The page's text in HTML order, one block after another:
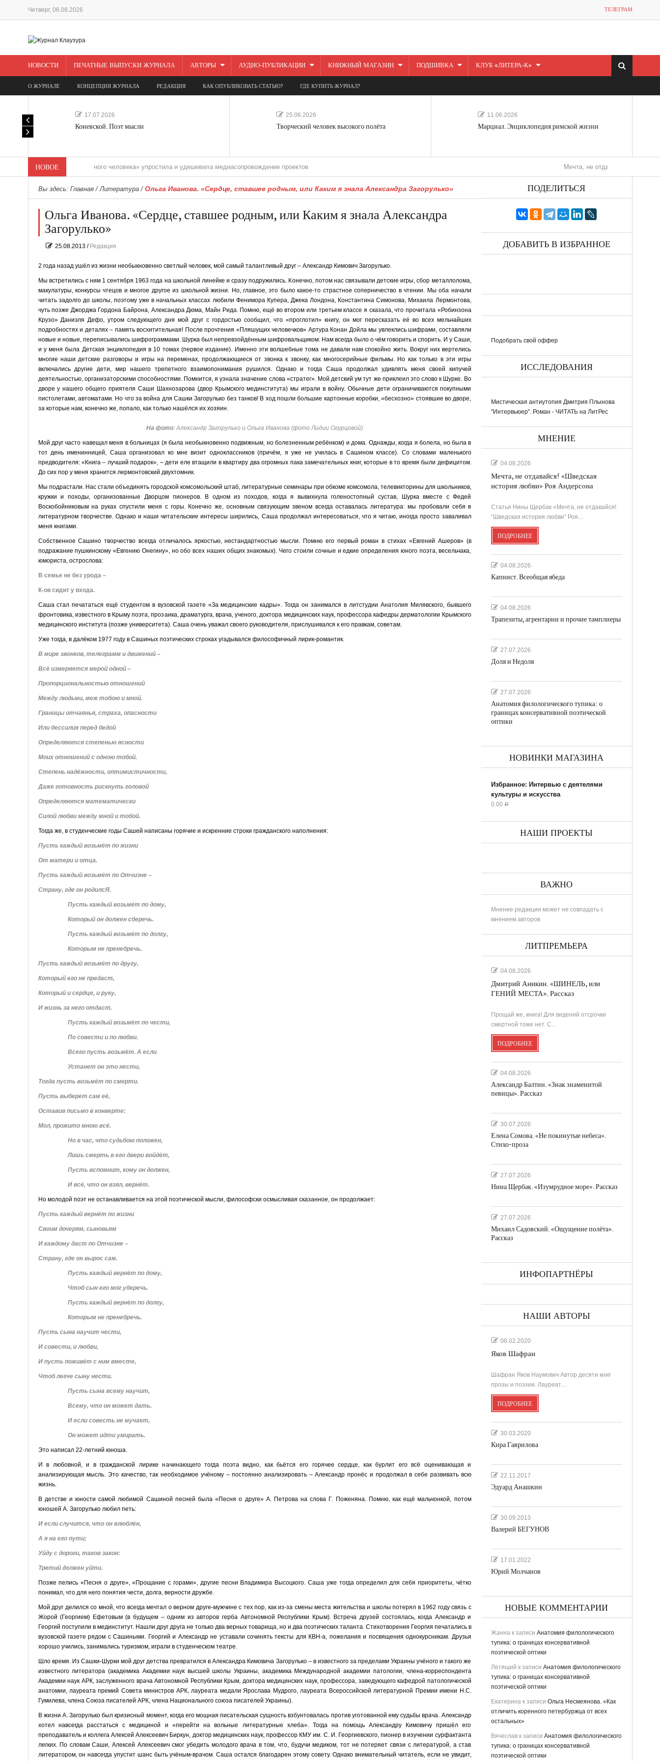
Четверг, 06.08.2026 ТЕЛЕГРАМ
НОВОСТИ ПЕЧАТНЫЕ ВЫПУСКИ ЖУРНАЛА АВТОРЫ АУДИО-ПУБЛИКАЦИИ КНИЖНЫЙ МАГАЗИН ПОДШИВКА КЛУБ «ЛИТЕРА-К»
О ЖУРНАЛЕ КОНЦЕПЦИЯ ЖУРНАЛА РЕДАКЦИЯ КАК ОПУБЛИКОВАТЬ СТАТЬЮ? ГДЕ КУПИТЬ ЖУРНАЛ?
17.07.2026
Коневской. Поэт мысли
25.06.2026
Творческий человек высокого полёта
11.06.2026
Марциал. Энциклопедия римской жизни
НОВОЕ
«Редакция одного человека» упростила и удешевила медиасопровождение проектов Мечта, не отдавайся! «Шведская
Вы здесь: Главная/ Литература/ Ольга Иванова. «Сердце, ставшее родным, или Каким я знала Александра Загорулько»
Ольга Иванова. «Сердце, ставшее родным, или Каким я знала Александра
Загорулько»
25.08.2013/ Редакция
2 года назад ушёл из жизни необыкновенно светлый человек, мой самый талантливый друг – Александр Кимович Загорулько.
Мы встретились с ним 1 сентября 1963 года на школьной линейке и сразу подружились. Конечно, потом нас связывали детские игры, сбор металлолома,
макулатуры, конкурсы чтецов и многое другое из школьной жизни. Но, главное, это было какое-то страстное соперничество в чтении. Мы оба начали
читать задолго до школы, поэтому уже в начальных классах любили Фенимора Купера, Джека Лондона, Константина Симонова, Михаила Лермонтова,
чуть позже Джорджа Гордона Байрона, Александра Дюма, Майн Рида. Помню, ещё во втором или третьем классе я сказала, что прочитала «Робинзона
Крузо» Даниэля Дефо, утром следующего дня мой друг с гордостью сообщил, что «проглотил» книгу, он мог пересказать её во всех мельчайших
подробностях и деталях – память восхитительная! После прочтения «Пляшущих человечков» Артура Конан Дойла мы увлеклись шифрами, составляли
новые и новые, переписывались шифрограммами. Шурка был непревзойдённым шифровальщиком. Нам всегда было о чём говорить и спорить. И у Саши,
и у меня была Детская энциклопедия в 10 томах (первое издание). Именно эти волшебные тома не давали нам спокойно жить. Вокруг них вертелись
многие наши детские разговоры и игры на переменах, продолжающиеся от звонка к звонку, как многосерийные фильмы. Но как только в эти игры
включались другие дети, мир нашего трепетного взаимопонимания рушился. Однако и тогда Саша продолжал удивлять меня своей кипучей
деятельностью, организаторскими способностями. Помнится, я узнала значение слова «стратег». Мой детский ум тут же приклеил это слово к Шурке. Во
дворе у нашего общего приятеля Саши Шахнозарова (двор Крымского мединститута) мы играли в войну. Обычные дети ограничиваются покупными
пистолетами, автоматами. Но что за война для Сашки Загорулько без танков! В ход пошли большие картонные коробки, «бесхозно» стоявшие во дворе,
за которые нам, конечно же, попало, как только нашёлся их хозяин.
На фото: Александр Загорулько и Ольга Иванова (фото Лидии Огурцовой)
Мой друг часто навещал меня в больницах (я была необыкновенно подвижным, но болезненным ребёнком) и дома. Однажды, когда я болела, но была в
тот день именинницей, Саша организовал ко мне визит одноклассников (причём, я уже не училась в Сашином классе). Со словами маленького
предводителя: «Книга – лучший подарок», – дети еле втащили в квартиру два огромных пака замечательных книг, которые в то время были дефицитом.
До сих пор у меня хранится лермонтовский двухтомник.
Мы подрастали. Нас стали объединять городской комсомольский штаб, литературные семинары при обкоме комсомола, телевикторины для школьников,
кружки и походы, организованные Дворцом пионеров. В одном из походов, когда я вывихнула голеностопный сустав, Шурка вместе с Федей
Воскобойниковым на руках спустили меня с горы. Конечно же, основным связующим звеном всегда оставалась литература: мы пробовали себя в
литературном творчестве. Однако и наши читательские интересы ширились, Саша продолжал интересоваться, что я читаю, иногда просто заваливал
меня книгами.
Собственное Сашино творчество всегда отличалось яркостью, нестандартностью мысли. Помню его первый роман в стихах «Евгений Ашеров» (в
подражание пушкинскому «Евгению Онегину», но обо всех наших общих знакомых). Чего стоили сочные и едкие определения юного поэта, весельчака,
юмориста, острослова:
В семье не без урода –
К-ов сидит у входа.
Саша стал печататься ещё студентом в вузовской газете «За медицинские кадры». Тогда он занимался в литстудии Анатолия Милявского, бывшего
фронтовика, известного в Крыму поэта, прозаика, драматурга, врача, ученого, доктора медицинских наук, профессора кафедры дерматологии Крымского
медицинского института (позже университета). Саша очень уважал своего руководителя, прислушивался к его правкам, советам.
Уже тогда, в далёком 1977 году в Сашиных поэтических строках угадывался философичный лирик-романтик.
В мире звонков, телеграмм и движений –
Всё измеряется мерой одной –
Пропорциональностью отношений
Между людьми, меж тобою и мной.
Границы отчаянья, страха, опасности
Или бессилия перед бедой
Определяются степенью ясности
Моих отношений с одною тобой.
Степень надёжности, оптимистичности,
Даже готовность рискнуть головой
Определяются математически
Силой любви между мной и тобой.
Тогда же, в студенческие годы Сашей написаны горячие и искренние строки гражданского наполнения:
Пусть каждый возьмёт по жизни
От матери и отца.
Пусть каждый возьмёт по Отчизне –
Страну, где он родилсЯ.
Пусть каждый возьмёт по дому,
Который он должен сберечь.
Пусть каждый возьмёт по долгу,
Которым не пренебречь.
Пусть каждый возьмёт по другу,
Который его не предаст,
Который и сердце, и руку,
И жизнь за него отдаст.
Пусть каждый возьмёт по чести,
По совести и по любви.
Всего пусть возьмёт. А если
Устанет он это нести,
Тогда пусть возьмёт по смерти.
Пусть выберет сам её,
Оставив письмо в конверте:
Мол, прожито мною всё.
Но в час, что судьбою положен,
Лишь смерть в его двери войдёт,
Пусть вспомнит, кому он должен,
И всё, что он взял, вернёт.
Но молодой поэт не останавливается на этой поэтической мысли, философски осмысливая сказанное, он продолжает:
Пусть каждый вернёт по жизни
Своим дочерям, сыновьям
И каждому даст по Отчизне –
Страну, где он вырос сам.
Пусть каждый вернёт по дому,
Чтоб сын его мог уберечь.
Пусть каждый вернёт по долгу,
Которым не пренебречь.
Пусть сына научит чести,
И совести, и любви,
И пусть поживёт с ним вместе,
Чтоб легче сыну нести.
Пусть сына всему научит,
Всему, что он может дать.
И если совесть не мучает,
Он может идти умирать.
Это написал 22-летний юноша.
И в любовной, и в гражданской лирике начинающего тогда поэта видно, как бьётся его горячее сердце, как бурлит его всё оценивающая и
анализирующая мысль. Это качество, так необходимое учёному – постоянно анализировать – Александр пронёс и продолжал в себе развивать всю
жизнь.
В детстве и юности самой любимой Сашиной песней была «Песня о друге» А. Петрова на слова Г. Поженяна. Помню, как ещё мальчонкой, потом
юношей А. Загорулько любил петь:
И если случится, что он влюблён,
А я на его пути;
Уйду с дороги, таков закон:
Третий должен уйти.
Позже пелись «Песня о друге», «Прощание с горами», другие песни Владимира Высоцкого. Саша уже тогда определил для себя приоритеты, чётко
понимал, что для него понятия чести, долга, верности дружбе.
Мой друг делился со мной, что всегда мечтал о верном друге-мужчине с тех пор, как из-за смены места жительства и школы потерял в 1962 году связь с
Жорой (Георгием) Ефетовым (в будущем – одним из авторов герба Автономной Республики Крым). Встреча друзей состоялась, когда Александр и
Георгий поступили в мединститут. Нашли друг друга не только два верных товарища, но и два поэтических таланта. Стихотворения Георгия печатались в
вузовской газете рядом с Сашиными. Георгий и Александр не уставали сочинять тексты для КВН-а, пожелания и посвящения однокурсникам. Друзья
хорошо учились, занимались туризмом, играли в студенческом театре.
Шло время. Из Сашки-Шурки мой друг детства превратился в Александра Кимовича Загорулько – в известного за пределами Украины учёного и такого же
известного литератора (академика Академии наук высшей школы Украины, академика Международной академии патологии, члена-корреспондента
Академии наук АРК, заслуженного врача Автономной Республики Крым, доктора медицинских наук, профессора, заведующего кафедрой патологической
анатомии, лауреата премий Совета министров АРК, лауреата медали Ярослава Мудрого, лауреата Всероссийской литературной Премии имени Н.С.
Гумилева, члена Союза писателей АРК, члена Национального союза писателей Украины).
В жизни А. Загорулько был кризисный момент, когда его мощная писательская сущность взбунтовалась против уготованной ему судьбы врача. Александр
хотел навсегда расстаться с медициной и «перейти на вольные литературные хлеба». Тогда на помощь Александру Кимовичу пришёл его
преподаватель и коллега Алексей Алексеевич Биркун, доктор медицинских наук, профессор КМУ им. С. И. Георгиевского, пионер в изучении сурфактанта
легких. По словам Саши, Алексей Алексеевич смог убедить молодого врача в том, что, будучи медиком, тот не потеряет связи с литературой, а став
литератором, он навсегда упустит шанс быть учёным-врачом. Саша остался благодарен этому совету. Однако внимательный читатель, если не увидит,
ПОДЕЛИТЬСЯ
ДОБАВИТЬ В ИЗБРАННОЕ
Подобрать свой оффер
ИССЛЕДОВАНИЯ
Мистическая антиутопия Дмитрия Плынова
"Интервьюер". Роман - ЧИТАТЬ на ЛитРес
МНЕНИЕ
04.08.2026
Мечта, не отдавайся! «Шведская
история любви» Роя Андерсона
Статья Нины Щербак «Мечта, не отдавайся!
“Шведская история любви” Роя…
ПОДРОБНЕЕ
04.08.2026
Капнист. Всеобщая ябеда
04.08.2026
Трапезиты, агрентарии и прочие тамплиеры
27.07.2026
Доля и Недоля
27.07.2026
Анатомия филологического тупика: о
границах консервативной поэтической
оптики
НОВИНКИ МАГАЗИНА
Избранное: Интервью с деятелями
культуры и искусства
0.00 Р
НАШИ ПРОЕКТЫ
ВАЖНО
Мнение редакции может не совпадать с
мнением авторов
ЛИТПРЕМЬЕРА
04.08.2026
Дмитрий Аникин. «ШИНЕЛЬ, или
ГЕНИЙ МЕСТА». Рассказ
Прощай же, книга! Для видений отсрочки
смертной тоже нет. С…
ПОДРОБНЕЕ
04.08.2026
Александр Балтин. «Знак знаменитой
певицы». Рассказ
30.07.2026
Елена Сомова. «Не покинутые небеса».
Стихо-проза
27.07.2026
Нина Щербак. «Изумрудное море». Рассказ
27.07.2026
Михаил Садовский. «Ощущение полёта».
Рассказ
ИНФОПАРТНЁРЫ
НАШИ АВТОРЫ
08.02.2020
Яков Шафран
Шафран Яков Наумович Автор десяти книг
прозы и поэзии. Лауреат…
ПОДРОБНЕЕ
30.03.2020
Кира Гаврилова
22.11.2017
Эдуард Анашкин
30.09.2013
Валерий БЕГУНОВ
17.01.2022
Юрий Молчанов
НОВЫЕ КОММЕНТАРИИ
Жаннак записи Анатомия филологического
тупика: о границах консервативной
поэтической оптики
Летящий к записи Анатомия филологического
тупика: о границах консервативной
поэтической оптики
Екатеринак записи Ольга Несмеянова. «Как
отличить коренного петербуржца от всех
остальных»
Вячеславк записи Анатомия филологического
тупика: о границах консервативной
поэтической оптики